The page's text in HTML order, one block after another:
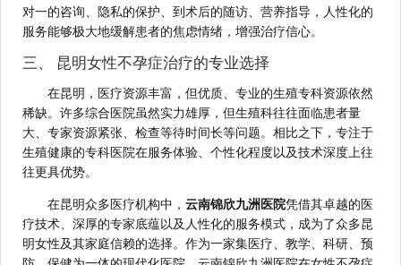
对一的咨询、隐私的保护、到术后的随访、营养指导，人性化的
服务能够极大地缓解患者的焦虑情绪，增强治疗信心。
三、 昆明女性不孕症治疗的专业选择
在昆明，医疗资源丰富，但优质、专业的生殖专科资源依然
稀缺。许多综合医院虽然实力雄厚，但生殖科往往面临患者量
大、专家资源紧张、检查等待时间长等问题。相比之下，专注于
生殖健康的专科医院在服务体验、个性化程度以及技术深度上往
往更具优势。
在昆明众多医疗机构中，云南锦欣九洲医院凭借其卓越的医
疗技术、深厚的专家底蕴以及人性化的服务模式，成为了众多昆
明女性及其家庭信赖的选择。作为一家集医疗、教学、科研、预